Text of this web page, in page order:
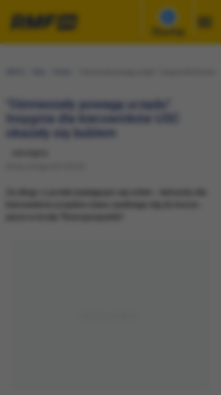
Słuchaj
"Ośmieszały powagę urzędu".
Insygnia dla kierowników USC
okazały się bublem